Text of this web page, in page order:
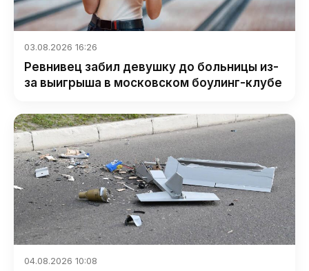
03.08.2026 16:26
Ревнивец забил девушку до больницы из-
за выигрыша в московском боулинг-клубе
04.08.2026 10:08